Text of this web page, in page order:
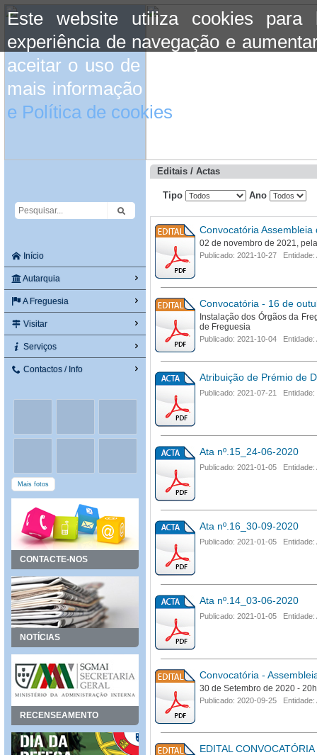
Este website utiliza cookies para
experiência de navegação e
aceitar o uso de cookies basta
mais informação consulte a
e Política de cookies
Início
Autarquia
A Freguesia
Visitar
Serviços
Contactos / Info
Mais fotos
CONTACTE-NOS
NOTÍCIAS
RECENSEAMENTO
Editais / Actas
Tipo Ano
Convocatória Assembleia
02 de novembro de 2021,
Publicado: 2021-10-27 Entidade:
Convocatória - 16 de
Instalação dos Órgãos da
de Freguesia
Publicado: 2021-10-04 Entidade:
Atribuição de Prémio de
Publicado: 2021-07-21
Ata nº.15_24-06-2020
Publicado: 2021-01-05 Entidade:
Ata nº.16_30-09-2020
Publicado: 2021-01-05 Entidade:
Ata nº.14_03-06-2020
Publicado: 2021-01-05 Entidade:
Convocatória -
30 de Setembro de 2020 -
Publicado: 2020-09-25 Entidade:
EDITAL CONVOCATÓRIA